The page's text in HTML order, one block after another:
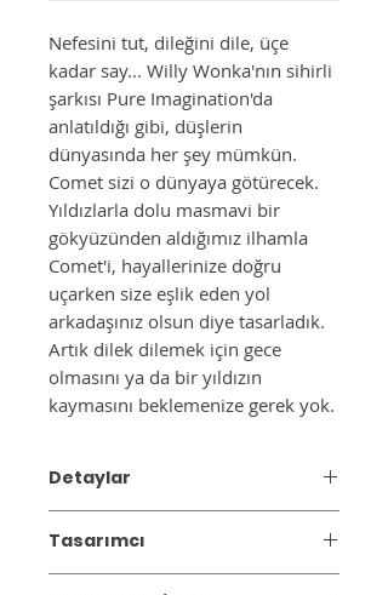
Nefesini tut, dileğini dile, üçe
kadar say... Willy Wonka'nın sihirli
şarkısı Pure Imagination'da
anlatıldığı gibi, düşlerin
dünyasında her şey mümkün.
Comet sizi o dünyaya götürecek.
Yıldızlarla dolu masmavi bir
gökyüzünden aldığımız ilhamla
Comet'i, hayallerinize doğru
uçarken size eşlik eden yol
arkadaşınız olsun diye tasarladık.
Artık dilek dilemek için gece
olmasını ya da bir yıldızın
kaymasını beklemenize gerek yok.
Detaylar
Renk:Mercan Rengi
Materyal:Seramik
Tasarımcı